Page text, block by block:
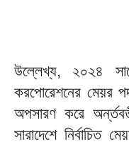
উল্লেখ্য, ২০২৪
করপোরেশনের মেয়র
অপসারণ করে
সারাদেশে নির্বাচিত